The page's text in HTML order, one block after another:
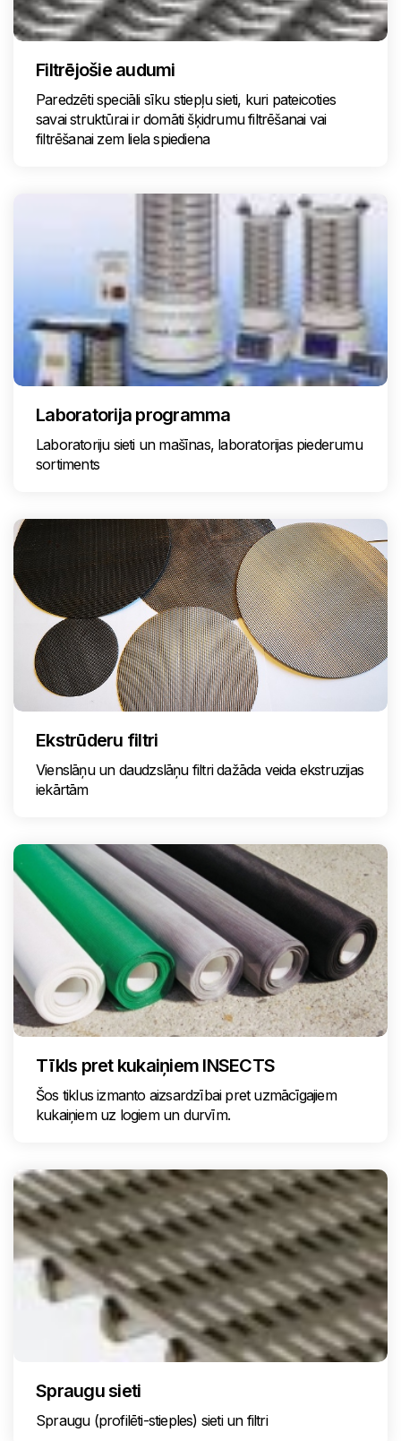
Filtrējošie audumi
Paredzēti speciāli sīku stiepļu sieti, kuri pateicoties
savai struktūrai ir domāti šķidrumu filtrēšanai vai
filtrēšanai zem liela spiediena
Laboratorija programma
Laboratoriju sieti un mašīnas, laboratorijas piederumu
sortiments
Ekstrūderu filtri
Vienslāņu un daudzslāņu filtri dažāda veida ekstruzijas
iekārtām
Tīkls pret kukaiņiem INSECTS
Šos tiklus izmanto aizsardzībai pret uzmācīgajiem
kukaiņiem uz logiem un durvīm.
Spraugu sieti
Spraugu (profilēti-stieples) sieti un filtri